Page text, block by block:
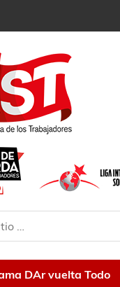
DAr vuelta Todo